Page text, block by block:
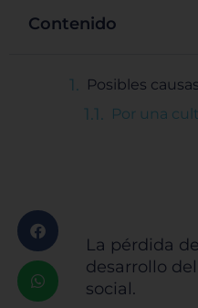
Contenido
Posibles
Por una
La pérdida
desarrollo
social.